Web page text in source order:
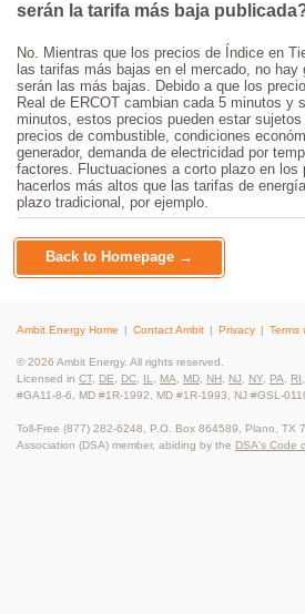
serán la tarifa más baja
No. Mientras que los precios de Índice en
las tarifas más bajas en el mercado, no hay
serán las más bajas. Debido a que los
Real de ERCOT cambian cada 5 minutos y
minutos, estos precios pueden estar
precios de combustible, condiciones
generador, demanda de electricidad por
factores. Fluctuaciones a corto plazo en los
hacerlos más altos que las tarifas de
plazo tradicional, por ejemplo.
Back to Homepage →
Ambit Energy Home Contact Ambit Privacy Terms
© 2026 Ambit Energy. All rights reserved.
Licensed in CT, DE DC IL MA MD NH NJ NY PA RI
#GA11-8-6, MD #1R-1992, MD #1R-1993, NJ #GSL-
Toll-Free (877) 282-6248, P.O. Box 864589, Plano,
Association (DSA) member, abiding by the DSA's Code